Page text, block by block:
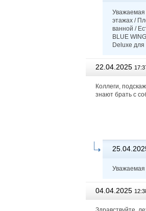
Уважаемая
этажах /
ванной /
BLUE
Deluxe
22.04.2025
Коллеги,
знают брать с
Уважаемая
04.04.2025